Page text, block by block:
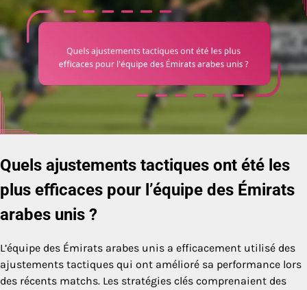
Quels ajustements tactiques ont été les
plus efficaces pour l’équipe des Émirats
arabes unis ?
L’équipe des Émirats arabes unis a efficacement utilisé des
ajustements tactiques qui ont amélioré sa performance lors
des récents matchs. Les stratégies clés comprenaient des